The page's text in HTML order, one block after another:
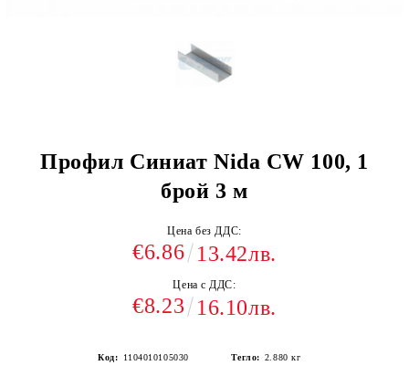
Профил Синиат Nida CW 100, 1
брой 3 м
Цена без ДДС:
€6.86 13.42лв.
Цена с ДДС:
€8.23 16.10лв.
Код: 1104010105030 Тегло: 2.880 кг